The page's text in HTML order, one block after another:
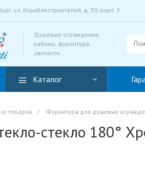
ул. Кораблестроителей, д. 30, корп. 3
Душевые ограждения,
кабины, фурнитура,
запчасти
Каталог
товаров / Фурнитура для душевых
стекло 180°